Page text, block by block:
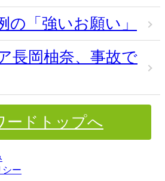
の「強いお願い」
長岡柚奈、事故で
ードトップへ
シー